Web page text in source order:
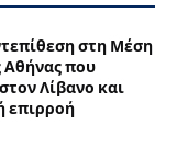
στη Μέση
Αθήνας που
Λίβανο και
επιρροή